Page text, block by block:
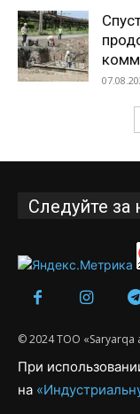
Следуйте за
© 2024 ТОО «Saryarqa
При
на